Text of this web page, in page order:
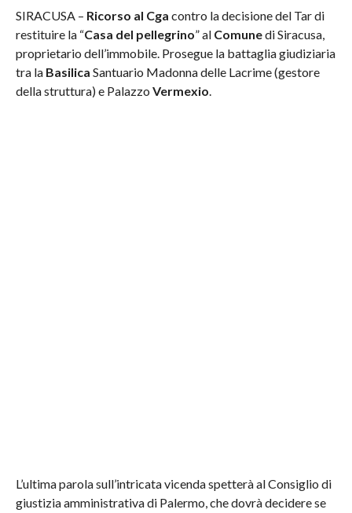
SIRACUSA – Ricorso al Cga contro la decisione del Tar di
restituire la “Casa del pellegrino” al Comunedi Siracusa,
proprietario dell’immobile. Prosegue la battaglia giudiziaria
tra la Basilica Santuario Madonna delle Lacrime (gestore
della struttura) e Palazzo Vermexio.
L’ultima parola sull’intricata vicenda spetterà al Consiglio di
giustizia amministrativa di Palermo, che dovrà decidere se